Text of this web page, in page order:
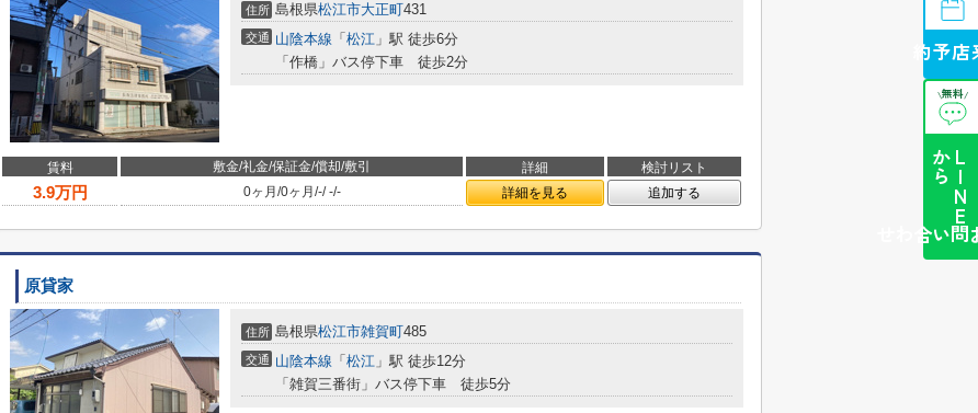
住所 島根県松江市大正町431
交通 山陰本線 「 松江 」駅 徒歩6分
「作橋」バス停下車 徒歩2分
賃料 敷金/礼金/保証金/償却/敷引 詳細 検討リスト
3.9万円 0ヶ月 /0ヶ月 /-/-/- 詳細を見る 追加する
原貸家
住所 島根県松江市雑賀町485
交通 山陰本線 「 松江 」駅 徒歩12分
「雑賀三番街」バス停下車 徒歩5分
来店予約
\無料/
L
I
N
E
か
ら